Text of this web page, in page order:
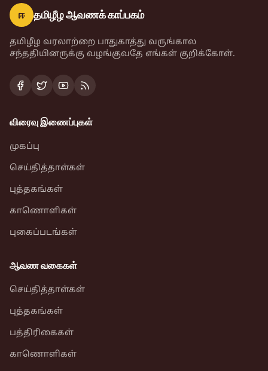
ஈ தமிழீழ ஆவணக் காப்பகம்
தமிழீழ வரலாற்றை பாதுகாத்து வருங்கால
சந்ததியினருக்கு வழங்குவதே எங்கள் குறிக்கோள்.
விரைவு இணைப்புகள்
முகப்பு
செய்தித்தாள்கள்
புத்தகங்கள்
காணொளிகள்
புகைப்படங்கள்
ஆவண வகைகள்
செய்தித்தாள்கள்
புத்தகங்கள்
பத்திரிகைகள்
காணொளிகள்